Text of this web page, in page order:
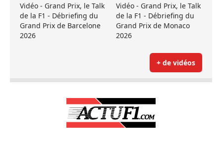
Vidéo - Grand Prix, le Talk
de la F1 - Débriefing du
Grand Prix de Barcelone
2026
Vidéo - Grand Prix, le Talk
de la F1 - Débriefing du
Grand Prix de Monaco
2026
+ de vidéos